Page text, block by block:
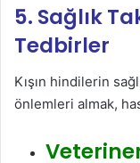
5. Sağlık
Tedbirler
Kışın hindilerin
önlemleri almak,